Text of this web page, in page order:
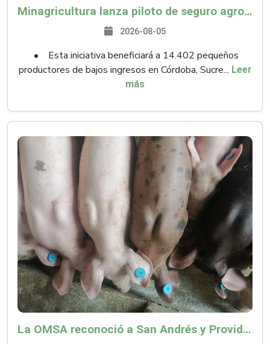
Minagricultura lanza piloto de seguro agropecuario por $9.625 millones para proteger a más de 14.000 pequeños productores contra riesgos del Fenómeno de El Niño
2026-08-05
• Esta iniciativa beneficiará a 14.402 pequeños
productores de bajos ingresos en Córdoba, Sucre... Leer
más
La OMSA reconoció a San Andrés y Providencia como zona libre de Peste Porcina Clásica (PPC)